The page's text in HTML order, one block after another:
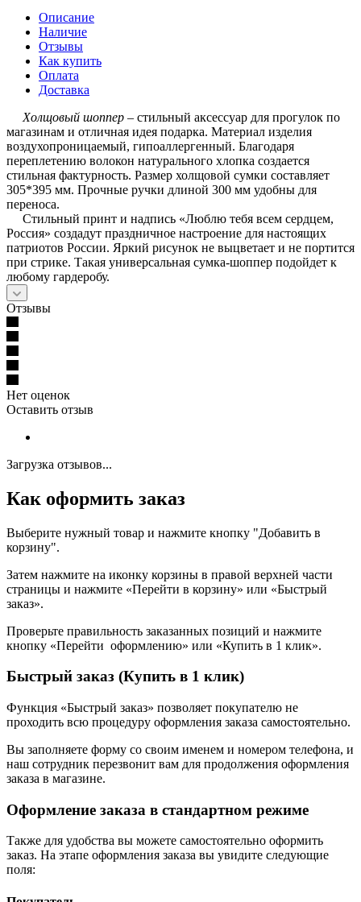
Описание
Наличие
Отзывы
Как купить
Оплата
Доставка
Холщовый шоппер – стильный аксессуар для прогулок по
магазинам и отличная идея подарка. Материал изделия
воздухопроницаемый, гипоаллергенный. Благодаря
переплетению волокон натурального хлопка создается
стильная фактурность. Размер холщовой сумки составляет
305*395 мм. Прочные ручки длиной 300 мм удобны для
переноса.
Стильный принт и надпись «Люблю тебя всем сердцем,
Россия» создадут праздничное настроение для настоящих
патриотов России. Яркий рисунок не выцветает и не портится
при стрике. Такая универсальная сумка-шоппер подойдет к
любому гардеробу.
Отзывы
Нет оценок
Оставить отзыв
Загрузка отзывов...
Как оформить заказ
Выберите нужный товар и нажмите кнопку "Добавить в
корзину".
Затем нажмите на иконку корзины в правой верхней части
страницы и нажмите «Перейти в корзину» или «Быстрый
заказ».
Проверьте правильность заказанных позиций и нажмите
кнопку «Перейти оформлению» или «Купить в 1 клик».
Быстрый заказ (Купить в 1 клик)
Функция «Быстрый заказ» позволяет покупателю не
проходить всю процедуру оформления заказа самостоятельно.
Вы заполняете форму со своим именем и номером телефона, и
наш сотрудник перезвонит вам для продолжения оформления
заказа в магазине.
Оформление заказа в стандартном режиме
Также для удобства вы можете самостоятельно оформить
заказ. На этапе оформления заказа вы увидите следующие
поля: